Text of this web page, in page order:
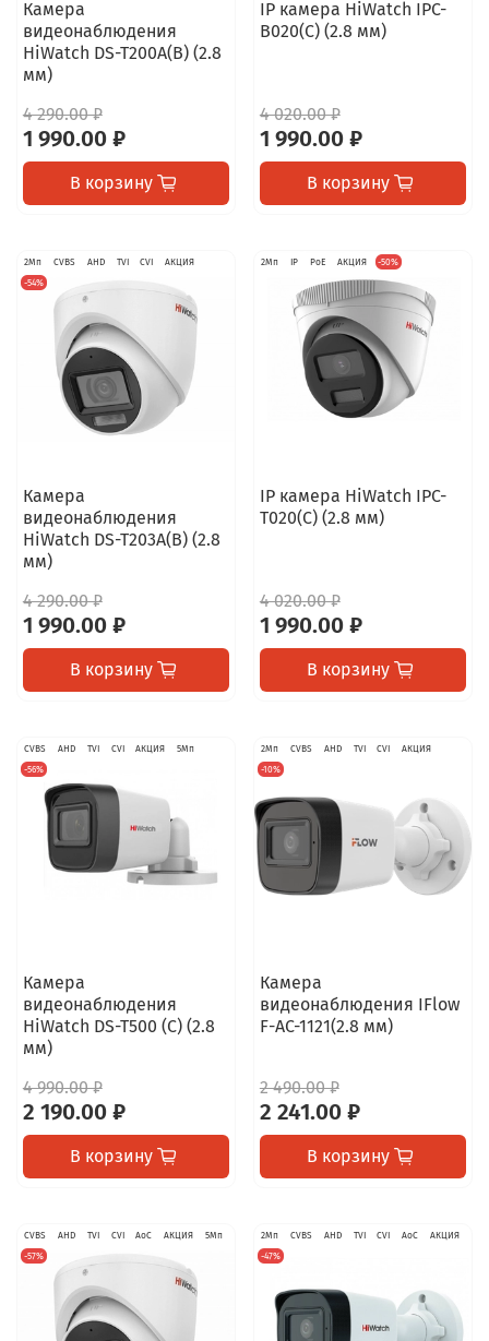
Камера
видеонаблюдения
HiWatch DS-T200A(B) (2.8
мм)
4 290.00 ₽
1 990.00 ₽
В корзину
IP камера HiWatch IPC-
B020(C) (2.8 мм)
4 020.00 ₽
1 990.00 ₽
В корзину
2Мп CVBS AHD TVI CVI
АКЦИЯ
-54%
Камера
видеонаблюдения
HiWatch DS-T203A(B) (2.8
мм)
4 290.00 ₽
1 990.00 ₽
В корзину
2Мп IP PoE АКЦИЯ -50%
IP камера HiWatch IPC-
T020(C) (2.8 мм)
4 020.00 ₽
1 990.00 ₽
В корзину
CVBS AHD TVI CVI АКЦИЯ
5Мп
-56%
Камера
видеонаблюдения
HiWatch DS-T500 (C) (2.8
мм)
4 990.00 ₽
2 190.00 ₽
В корзину
2Мп CVBS AHD TVI CVI
АКЦИЯ
-10%
Камера
видеонаблюдения IFlow
F-AC-1121(2.8 мм)
2 490.00 ₽
2 241.00 ₽
В корзину
CVBS AHD TVI CVI AoC АКЦИЯ
5Мп
-57%
2Мп CVBS AHD TVI CVI AoC
АКЦИЯ
-47%